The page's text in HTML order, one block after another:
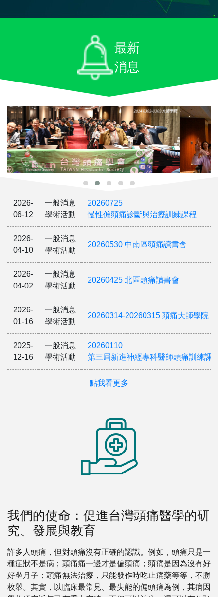
最新
消息
2026-
06-12
一般消息
學術活動
20260725
慢性偏頭痛診斷與治療訓練課程
2026-
04-10
一般消息
學術活動
20260530 中南區頭痛讀書會
2026-
04-02
一般消息
學術活動
20260425 北區頭痛讀書會
2026-
01-16
一般消息
學術活動
20260314-20260315 頭痛大師學院
2025-
12-16
一般消息
學術活動
20260110
第三屆新進神經專科醫師頭痛訓練課
點我看更多
我們的使命：促進台灣頭痛醫學的研
究、發展與教育
許多人頭痛，但對頭痛沒有正確的認識。例如，頭痛只是一
種症狀不是病；頭痛痛一邊才是偏頭痛；頭痛是因為沒有好
好坐月子；頭痛無法治療，只能發作時吃止痛藥等等，不勝
枚舉。其實，以臨床最常見、最失能的偏頭痛為例，其病因